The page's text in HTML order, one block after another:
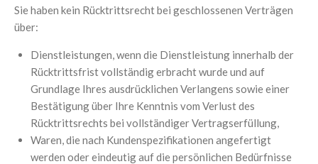
Sie haben kein Rücktrittsrecht bei geschlossenen Verträgen
über:
Dienstleistungen, wenn die Dienstleistung innerhalb der
Rücktrittsfrist vollständig erbracht wurde und auf
Grundlage Ihres ausdrücklichen Verlangens sowie einer
Bestätigung über Ihre Kenntnis vom Verlust des
Rücktrittsrechts bei vollständiger Vertragserfüllung,
Waren, die nach Kundenspezifikationen angefertigt
werden oder eindeutig auf die persönlichen Bedürfnisse